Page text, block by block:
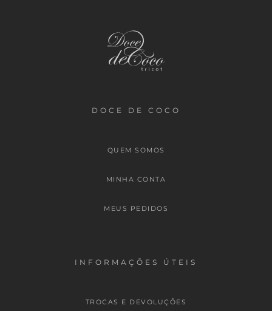
DOCE DE COCO
QUEM SOMOS
MINHA CONTA
MEUS PEDIDOS
INFORMAÇÕES ÚTEIS
TROCAS E DEVOLUÇÕES